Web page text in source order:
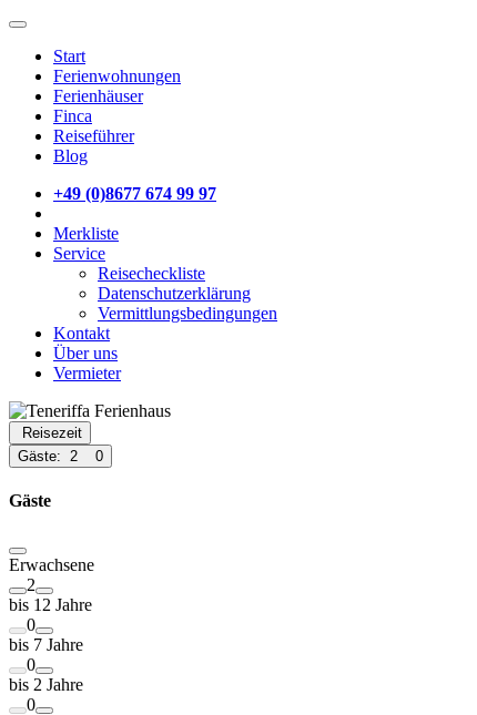
Start
Ferienwohnungen
Ferienhäuser
Finca
Reiseführer
Blog
+49 (0)8677 674 99 97
Merkliste
Service
Reisecheckliste
Datenschutzerklärung
Vermittlungsbedingungen
Kontakt
Über uns
Vermieter
Reisezeit
Gäste: 2 0
Gäste
Erwachsene
2
bis 12 Jahre
0
bis 7 Jahre
0
bis 2 Jahre
0